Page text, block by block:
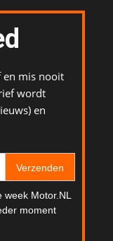
en mis nooit
wordt
en
Verzenden
week Motor.NL
moment